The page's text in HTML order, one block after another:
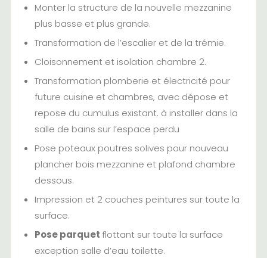
Monter la structure de la nouvelle mezzanine
plus basse et plus grande.
Transformation de l’escalier et de la trémie.
Cloisonnement et isolation chambre 2.
Transformation plomberie et électricité pour
future cuisine et chambres, avec dépose et
repose du cumulus existant. à installer dans la
salle de bains sur l’espace perdu
Pose poteaux poutres solives pour nouveau
plancher bois mezzanine et plafond chambre
dessous.
Impression et 2 couches peintures sur toute la
surface.
Pose parquetflottant sur toute la surface
exception salle d’eau toilette.